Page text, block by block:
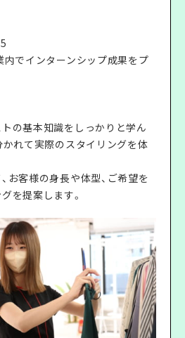
内でインターンシップ成果をプ
の基本知識をしっかりと学ん
かれて実際のスタイリングを体
お客様の身長や体型、ご希望を
を提案します。